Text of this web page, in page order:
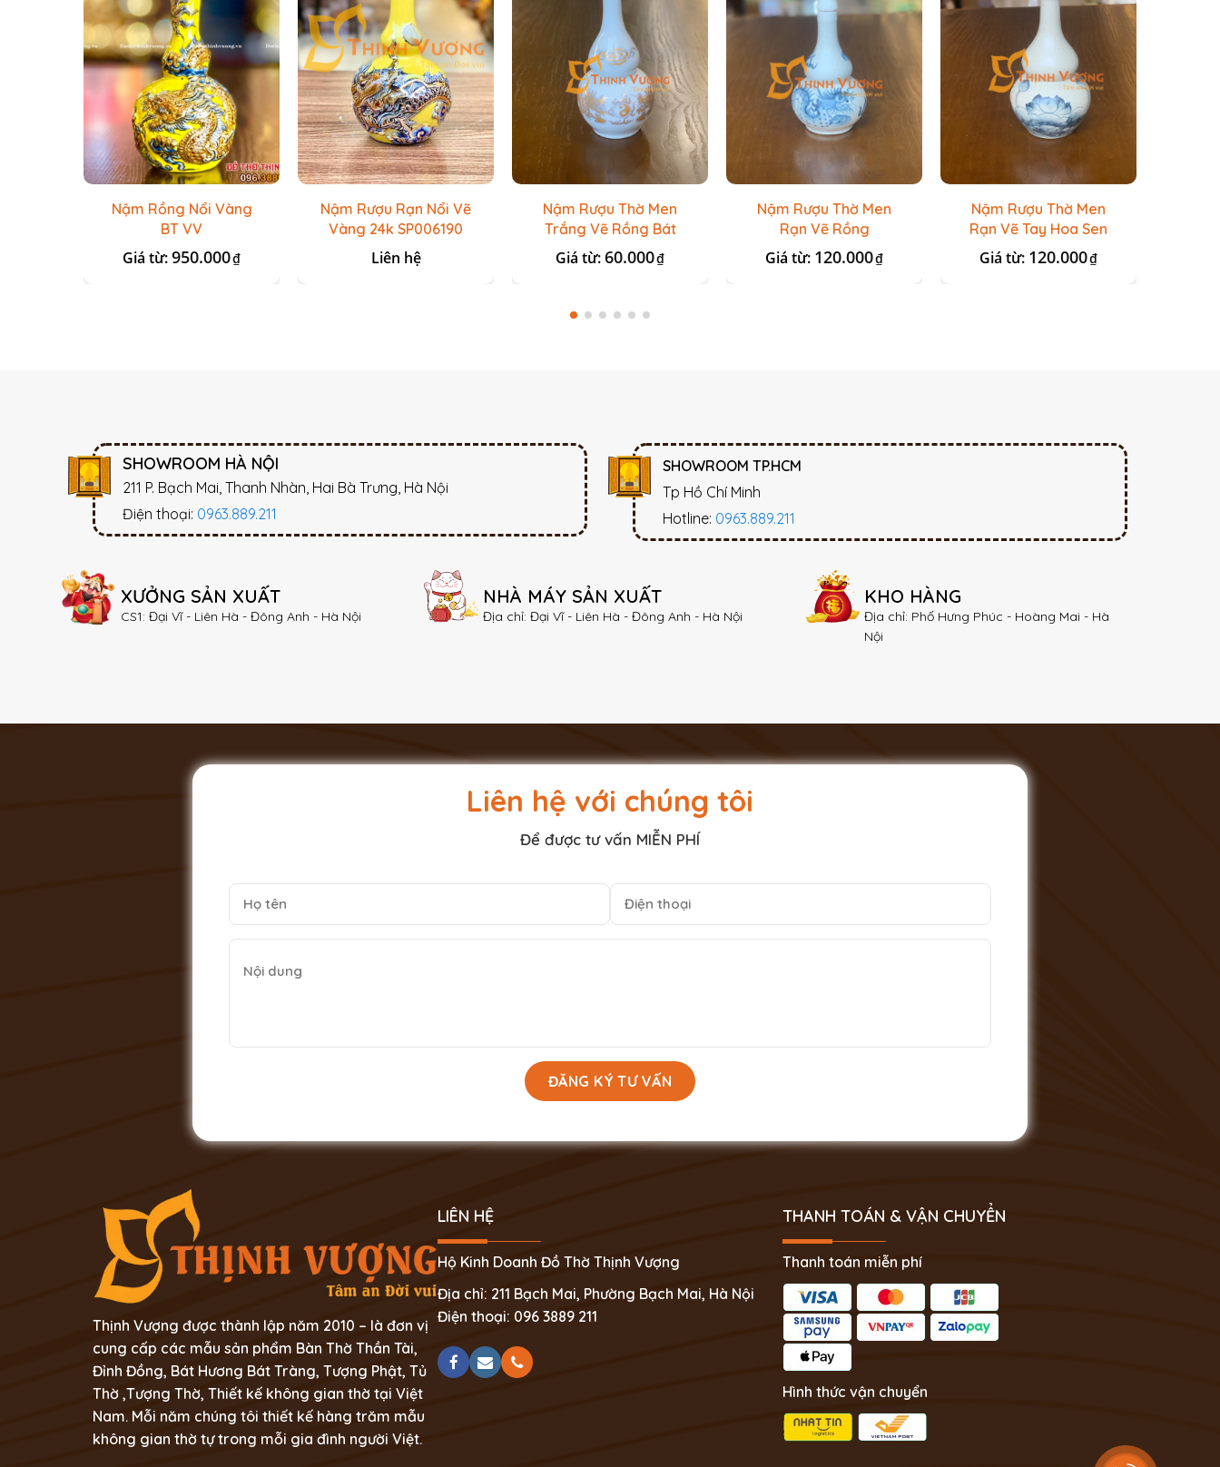
Nậm Rồng Nổi Vàng
BT VV
Giá từ:950.000₫
Nậm Rượu Rạn Nổi Vẽ
Vàng 24k SP006190
Liên hệ
Nậm Rượu Thờ Men
Trắng Vẽ Rồng Bát
Tràng
Giá từ:60.000₫
Nậm Rượu Thờ Men
Rạn Vẽ Rồng
Giá từ: 120.000₫
Nậm Rượu Thờ Men
Rạn Vẽ Tay Hoa Sen
Giá từ: 120.000₫
SHOWROOM HÀ NỘI
211 P. Bạch Mai, Thanh Nhàn, Hai Bà Trưng, Hà Nội
Điện thoại: 0963.889.211
SHOWROOM TP.HCM
Tp Hồ Chí Minh
Hotline: 0963.889.211
XƯỞNG SẢN XUẤT
CS1: Đại Vĩ - Liên Hà - Đông Anh - Hà Nội
NHÀ MÁY SẢN XUẤT
Địa chỉ: Đại Vĩ - Liên Hà - Đông Anh - Hà Nội
KHO HÀNG
Địa chỉ: Phố Hưng Phúc - Hoàng Mai - Hà
Nội
Liên hệ với chúng tôi
Để được tư vấn MIỄN PHÍ
Thịnh Vượng được thành lập năm 2010 – là đơn vị
cung cấp các mẫu sản phẩm Bàn Thờ Thần Tài,
Đỉnh Đồng, Bát Hương Bát Tràng, Tượng Phật, Tủ
Thờ ,Tượng Thờ, Thiết kế không gian thờ tại Việt
Nam. Mỗi năm chúng tôi thiết kế hàng trăm mẫu
không gian thờ tự trong mỗi gia đình người Việt.
LIÊN HỆ
Hộ Kinh Doanh Đồ Thờ Thịnh Vượng
Địa chỉ: 211 Bạch Mai, Phường Bạch Mai, Hà Nội
Điện thoại: 096 3889 211
THANH TOÁN & VẬN CHUYỂN
Thanh toán miễn phí
Hình thức vận chuyển